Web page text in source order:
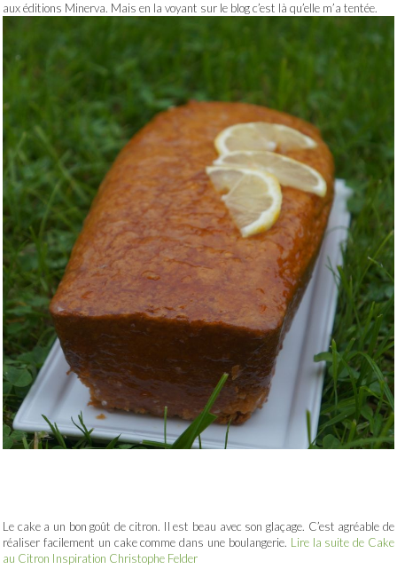
aux éditions Minerva. Mais en la voyant sur le blog c’est là qu’elle m’a tentée.
Le cake a un bon goût de citron. Il est beau avec son glaçage. C’est agréable de
réaliser facilement un cake comme dans une boulangerie. Lire la suite de Cake
au Citron Inspiration Christophe Felder